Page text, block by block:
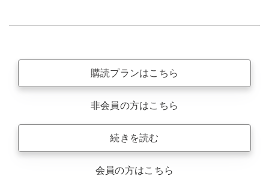
購読プランはこちら
非会員の方はこちら
続きを読む
会員の方はこちら